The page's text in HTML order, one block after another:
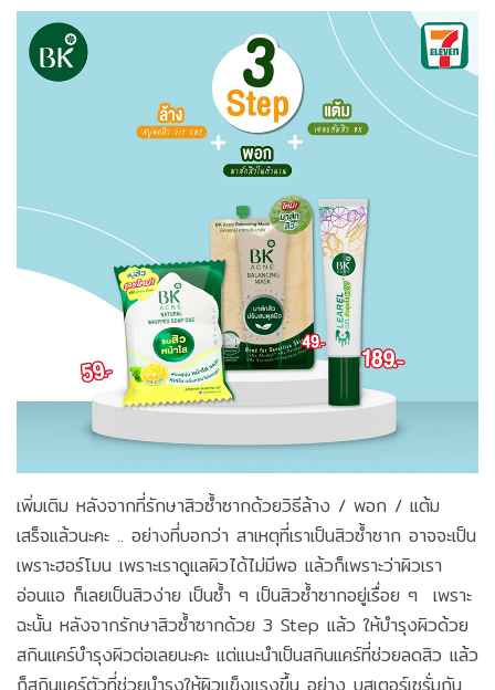
เพิ่มเติม หลังจากที่รักษาสิวซ้ำซากด้วยวิธีล้าง / พอก / แต้ม
เสร็จแล้วนะคะ .. อย่างที่บอกว่า สาเหตุที่เราเป็นสิวซ้ำซาก อาจจะเป็น
เพราะฮอร์โมน เพราะเราดูแลผิวได้ไม่มีพอ แล้วก็เพราะว่าผิวเรา
อ่อนแอ ก็เลยเป็นสิวง่าย เป็นซ้ำ ๆ เป็นสิวซ้ำซากอยู่เรื่อย ๆ เพราะ
ฉะนั้น หลังจากรักษาสิวซ้ำซากด้วย 3 Step แล้ว ให้บำรุงผิวด้วย
สกินแคร์บำรุงผิวต่อเลยนะคะ แต่แนะนำเป็นสกินแคร์ที่ช่วยลดสิว แล้ว